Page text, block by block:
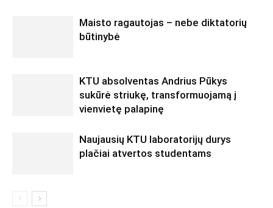
Maisto ragautojas – nebe diktatorių
būtinybė
KTU absolventas Andrius Pūkys
sukūrė striukę, transformuojamą į
vienvietę palapinę
Naujausių KTU laboratorijų durys
plačiai atvertos studentams